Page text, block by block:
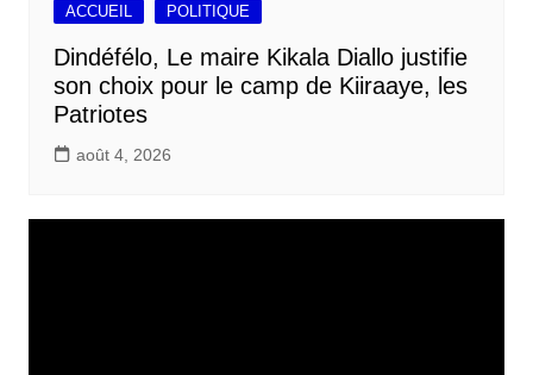
ACCUEIL POLITIQUE
Dindéfélo, Le maire Kikala Diallo justifie
son choix pour le camp de Kiiraaye, les
Patriotes
août 4, 2026